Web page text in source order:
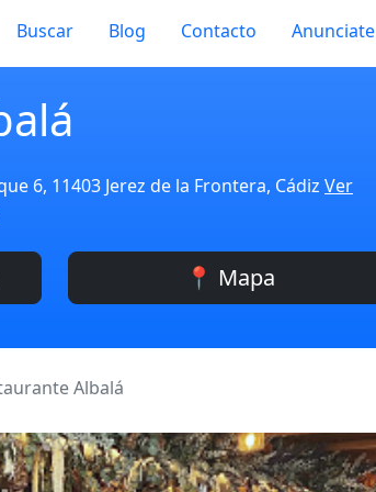
Buscar Blog Contacto Anunciate
6, 11403 Jerez de la Frontera, CádizVer
📍 Mapa
Albalá